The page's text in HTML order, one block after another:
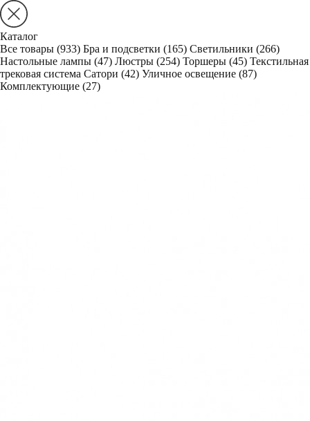
Каталог
Все товары (933) Бра и подсветки (165) Светильники (266)
Настольные лампы (47) Люстры (254) Торшеры (45) Текстильная
трековая система Сатори (42) Уличное освещение (87)
Комплектующие (27)